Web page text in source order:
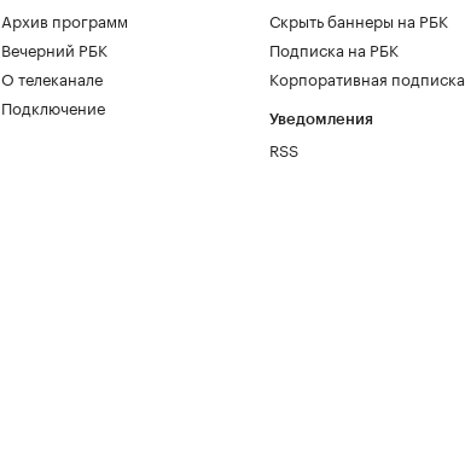
Архив программ
Вечерний РБК
О телеканале
Подключение
Скрыть баннеры на РБК
Подписка на РБК
Корпоративная подписка
Уведомления
RSS